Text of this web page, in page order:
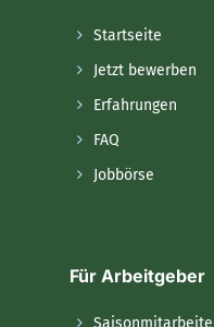
Startseite
Jetzt bewerben
Erfahrungen
FAQ
Jobbörse
Für Arbeitgeber